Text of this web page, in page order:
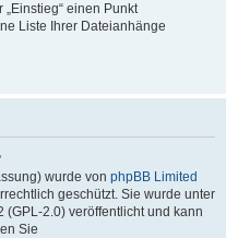
einen Punkt
Liste Ihrer Dateianhänge
wurde von phpBB Limited
geschützt. Sie wurde unter
(GPL-2.0) veröffentlicht und kann
Sie